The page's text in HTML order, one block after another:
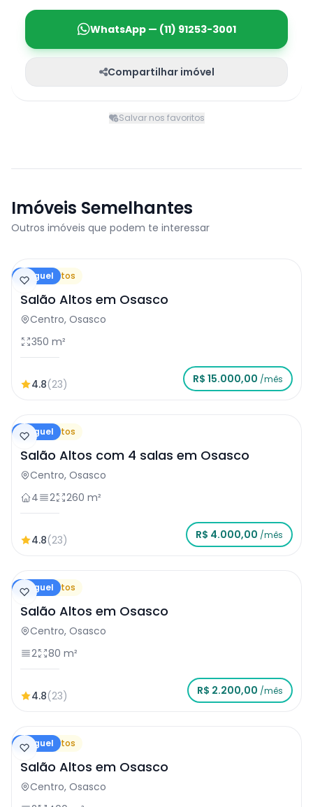
WhatsApp — (11) 91253-3001
Compartilhar imóvel
Salvar nos favoritos
Imóveis Semelhantes
Outros imóveis que podem te interessar
Aluguel
Salão Altos
Salão Altos em Osasco
Centro, Osasco
350 m²
4.8(23) R$ 15.000,00 /mês
Aluguel
Salão Altos
Salão Altos com 4 salas em Osasco
Centro, Osasco
4
2 260 m²
4.8(23) R$ 4.000,00 /mês
Aluguel
Salão Altos
Salão Altos em Osasco
Centro, Osasco
2
80 m²
4.8(23) R$ 2.200,00 /mês
Aluguel
Salão Altos
Salão Altos em Osasco
Centro, Osasco